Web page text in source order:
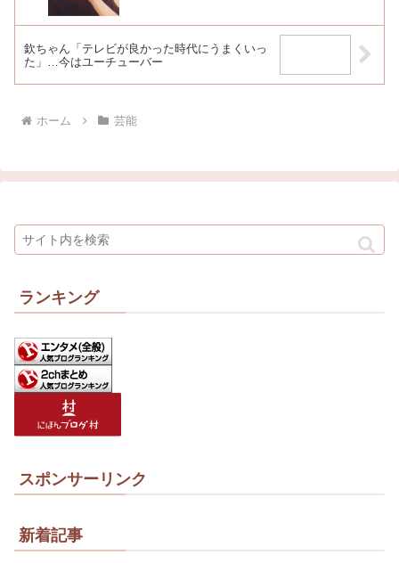
欽ちゃん「テレビが良かった時代にうまくいっ
た」…今はユーチューバー
ホーム 芸能
ランキング
スポンサーリンク
新着記事